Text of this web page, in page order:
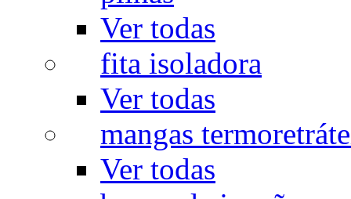
Ver todas
fita isoladora
Ver todas
mangas
Ver todas